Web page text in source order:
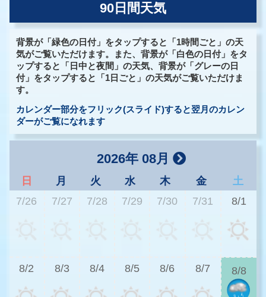
90日間天気
背景が「緑色の日付」をタップすると「1時間ごと」の天
気がご覧いただけます。また、背景が「白色の日付」をタ
ップすると「日中と夜間」の天気、背景が「グレーの日
付」をタップすると「1日ごと」の天気がご覧いただけま
す。
カレンダー部分をフリック(スライド)すると翌月のカレン
ダーがご覧になれます
2026年 08月
日 月 火 水 木 金
土
7/26
7/27 7/28 7/29 7/30 7/31 8/1
8/2 8/3 8/4 8/5 8/6 8/7 8/8